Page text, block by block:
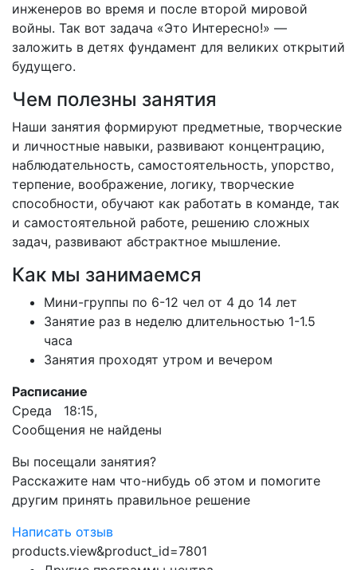
инженеров во время и после второй мировой
войны. Так вот задача «Это Интересно!» —
заложить в детях фундамент для великих открытий
будущего.
Чем полезны занятия
Наши занятия формируют предметные, творческие
и личностные навыки, развивают концентрацию,
наблюдательность, самостоятельность, упорство,
терпение, воображение, логику, творческие
способности, обучают как работать в команде, так
и самостоятельной работе, решению сложных
задач, развивают абстрактное мышление.
Как мы занимаемся
Мини-группы по 6-12 чел от 4 до 14 лет
Занятие раз в неделю длительностью 1-1.5
часа
Занятия проходят утром и вечером
Расписание
Среда 18:15,
Сообщения не найдены
Вы посещали занятия?
Расскажите нам что-нибудь об этом и помогите
другим принять правильное решение
Написать отзыв
products.view&product_id=7801